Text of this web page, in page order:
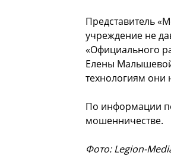
Представитель
учреждение не
«Официального
Елены
технологиям они
По информации
мошенничестве.
Фото: Legion-